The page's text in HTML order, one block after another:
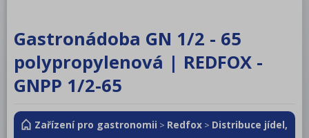
RM LOTUS 600
RM LOTUS 700
Roboty, příprava masa a zeleniny
Gastronádoba GN 1/2 - 65
polypropylenová | REDFOX -
GNPP 1/2-65
Zařízení pro gastronomii > Redfox > Distribuce jídel,